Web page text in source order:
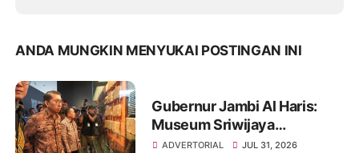
ANDA MUNGKIN MENYUKAI POSTINGAN INI
Gubernur Jambi Al Haris:
Museum Sriwijaya
Dharmakirti Rekam Jejak
ADVERTORIAL JUL 31, 2026